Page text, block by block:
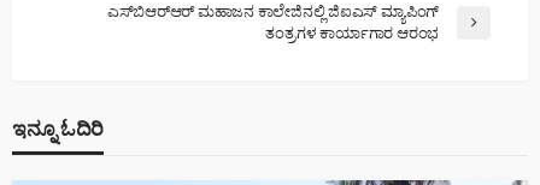
ಎಸ್‌ಬಿಆರ್‌ಆರ್ ಮಹಾಜನ ಕಾಲೇಜಿನಲ್ಲಿ ಜಿಐಎಸ್ ಮ್ಯಾಪಿಂಗ್
ತಂತ್ರಗಳ ಕಾರ್ಯಾಗಾರ ಆರಂಭ
ಇನ್ನೂ ಓದಿರಿ